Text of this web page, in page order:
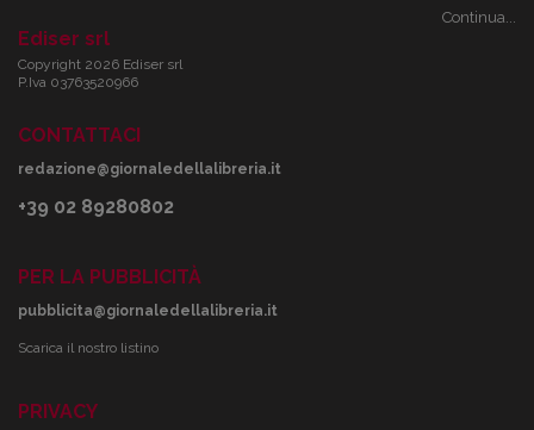
Continua...
Ediser srl
Copyright 2026 Ediser srl
P.Iva 03763520966
CONTATTACI
redazione@giornaledellalibreria.it
+39 02 89280802
PER LA PUBBLICITÀ
pubblicita@giornaledellalibreria.it
Scarica il nostro listino
PRIVACY